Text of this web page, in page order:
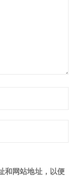
和网站地址，以便